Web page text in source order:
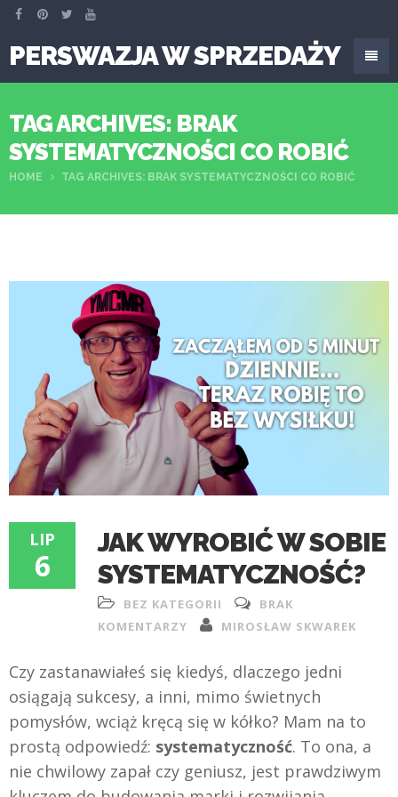
PERSWAZJA W SPRZEDAŻY
TAG ARCHIVES: BRAK
SYSTEMATYCZNOŚCI CO ROBIĆ
HOME TAG ARCHIVES: BRAK SYSTEMATYCZNOŚCI CO ROBIĆ
LIP
6
JAK WYROBIĆ W SOBIE
SYSTEMATYCZNOŚĆ?
BEZ KATEGORII
BRAK
KOMENTARZY
MIROSŁAW SKWAREK
Czy zastanawiałeś się kiedyś, dlaczego jedni
osiągają sukcesy, a inni, mimo świetnych
pomysłów, wciąż kręcą się w kółko? Mam na to
prostą odpowiedź: systematyczność. To ona, a
nie chwilowy zapał czy geniusz, jest prawdziwym